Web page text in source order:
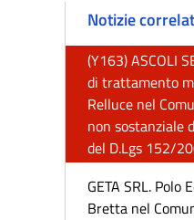
Notizie
(Y163) ASCOLI
di trattamento
Relluce nel
non sostanziale
del D.Lgs 152/
GETA SRL. Polo
Bretta nel